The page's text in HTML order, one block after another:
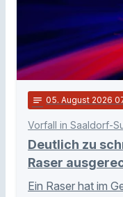
notes 05. August 2026
Vorfall in Saaldorf-
Deutlich zu
Raser
Ein Raser hat im